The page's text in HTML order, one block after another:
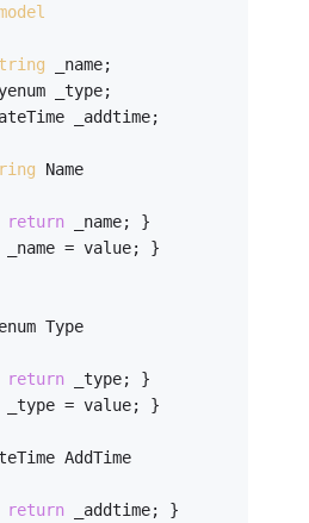
_name;
_type;
_addtime;
Name
return _name; }
= value; }
Type
return _type; }
= value; }
AddTime
return _addtime; }